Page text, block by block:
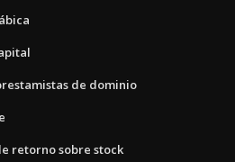
de dominio
retorno sobre stock